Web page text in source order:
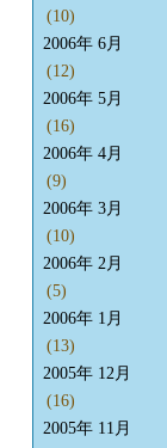
(10)
2006年 6月
(12)
2006年 5月
(16)
2006年 4月
(9)
2006年 3月
(10)
2006年 2月
(5)
2006年 1月
(13)
2005年 12月
(16)
2005年 11月